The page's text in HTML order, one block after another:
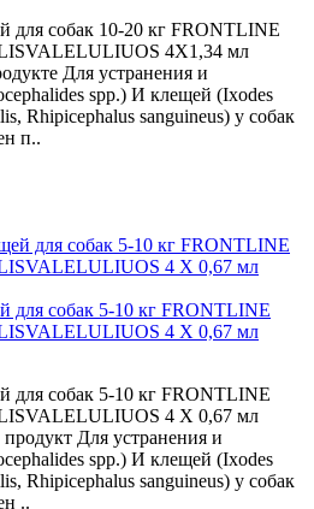
для собак 10-20 кг FRONTLINE
4X1,34 мл
Для устранения и
spp.) И клещей (Ixodes
Rhipicephalus sanguineus) у собак
п..
для собак 5-10 кг FRONTLINE
4 X 0,67 мл
для собак 5-10 кг FRONTLINE
4 X 0,67 мл
Для устранения и
spp.) И клещей (Ixodes
Rhipicephalus sanguineus) у собак
..